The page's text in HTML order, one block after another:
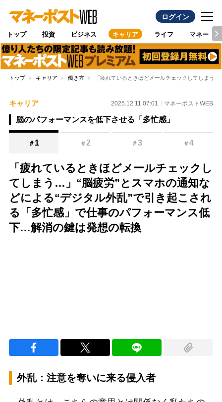
ログイン
トップ 投資 ビジネス キャリア ライフ マネー
トップ キャリア 働き方 「疲れているときほどメールチェックしてしまう
キャリア 2025.12.11 07:01 マネーポストWEB
脳のパフォーマンスを低下させる「多忙感」
＃ 1 ＃2 ＃3 ＃4
「疲れているときほどメールチェックし
てしまう…」“脳疲労”とスマホの通知な
どによる“デジタル外乱”で引き起こされ
る「多忙感」で仕事のパフォーマンス低
下…解消の鍵は発想の転換
外乱：注意を奪いに来る侵入者